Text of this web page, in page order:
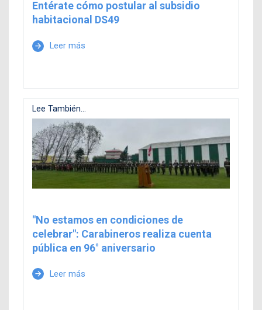
Entérate cómo postular al subsidio
habitacional DS49
arrow_forward Leer más
Lee También...
"No estamos en condiciones de
celebrar": Carabineros realiza cuenta
pública en 96° aniversario
arrow_forward Leer más